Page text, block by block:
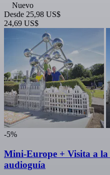
Nuevo
Desde 25,98 US$
24,69 US$
-5%
Mini-Europe + Visita a la
audioguía